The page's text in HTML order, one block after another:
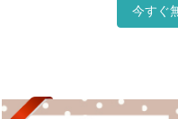
今すぐ